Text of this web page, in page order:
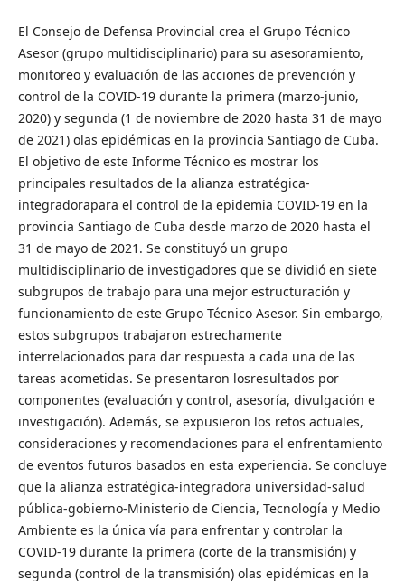
El Consejo de Defensa Provincial crea el Grupo Técnico
Asesor (grupo multidisciplinario) para su asesoramiento,
monitoreo y evaluación de las acciones de prevención y
control de la COVID-19 durante la primera (marzo-junio,
2020) y segunda (1 de noviembre de 2020 hasta 31 de mayo
de 2021) olas epidémicas en la provincia Santiago de Cuba.
El objetivo de este Informe Técnico es mostrar los
principales resultados de la alianza estratégica-
integradorapara el control de la epidemia COVID-19 en la
provincia Santiago de Cuba desde marzo de 2020 hasta el
31 de mayo de 2021. Se constituyó un grupo
multidisciplinario de investigadores que se dividió en siete
subgrupos de trabajo para una mejor estructuración y
funcionamiento de este Grupo Técnico Asesor. Sin embargo,
estos subgrupos trabajaron estrechamente
interrelacionados para dar respuesta a cada una de las
tareas acometidas. Se presentaron losresultados por
componentes (evaluación y control, asesoría, divulgación e
investigación). Además, se expusieron los retos actuales,
consideraciones y recomendaciones para el enfrentamiento
de eventos futuros basados en esta experiencia. Se concluye
que la alianza estratégica-integradora universidad-salud
pública-gobierno-Ministerio de Ciencia, Tecnología y Medio
Ambiente es la única vía para enfrentar y controlar la
COVID-19 durante la primera (corte de la transmisión) y
segunda (control de la transmisión) olas epidémicas en la